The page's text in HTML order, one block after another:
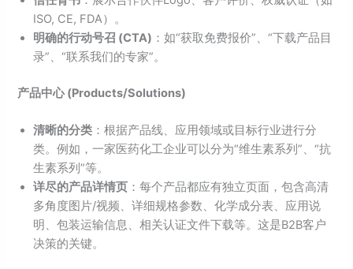
ISO, CE, FDA）。
明确的行动号召 (CTA) ：如“获取免费报价”、“下载产品目
录”、“联系我们的专家”。
产品中心 (Products/Solutions)
清晰的分类 ：根据产品线、应用领域或目标行业进行分
类。例如，一家医药化工企业可以分为“维生素系列”、“抗
生素系列”等。
详尽的产品详情页 ：每个产品都应有独立页面，包含高清
多角度图片/视频、详细规格参数、化学成分表、应用说
明、包装运输信息、相关认证文件下载等。这是B2B客户
决策的关键。